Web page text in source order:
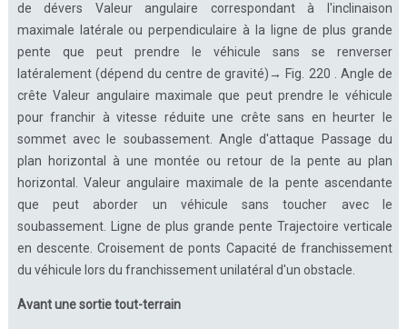
de dévers Valeur angulaire correspondant à l'inclinaison
maximale latérale ou perpendiculaire à la ligne de plus grande
pente que peut prendre le véhicule sans se renverser
latéralement (dépend du centre de gravité)→ Fig. 220 . Angle de
crête Valeur angulaire maximale que peut prendre le véhicule
pour franchir à vitesse réduite une crête sans en heurter le
sommet avec le soubassement. Angle d'attaque Passage du
plan horizontal à une montée ou retour de la pente au plan
horizontal. Valeur angulaire maximale de la pente ascendante
que peut aborder un véhicule sans toucher avec le
soubassement. Ligne de plus grande pente Trajectoire verticale
en descente. Croisement de ponts Capacité de franchissement
du véhicule lors du franchissement unilatéral d'un obstacle.
Avant une sortie tout-terrain